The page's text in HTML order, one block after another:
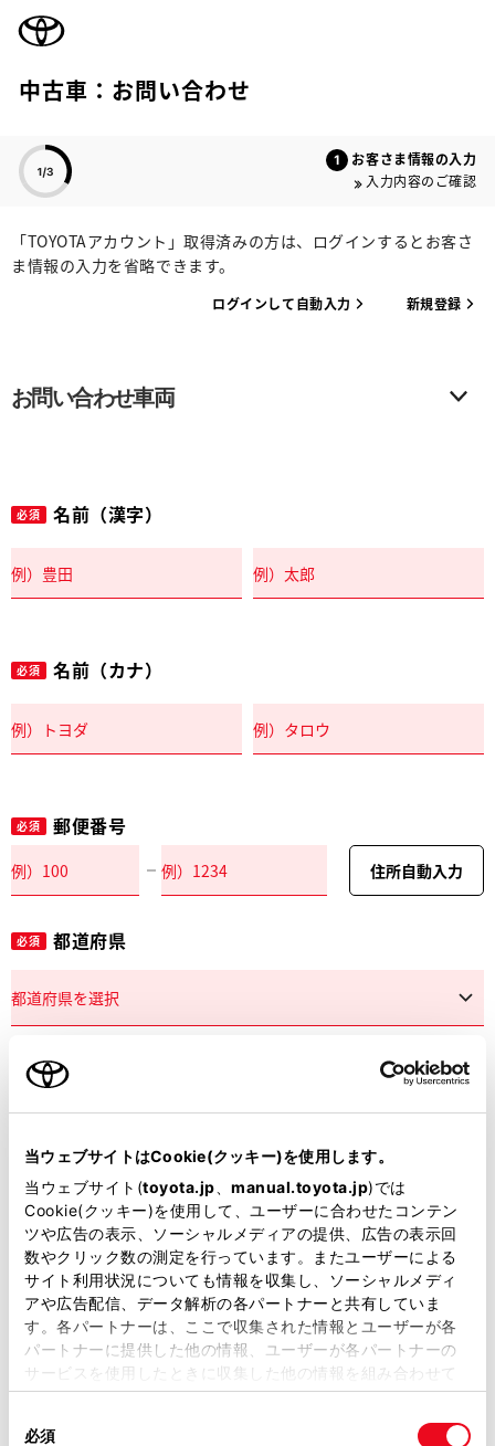
当ウェブサイトはCookie(クッキー)を使用します。
当ウェブサイト(toyota.jp manual.toyota.jp)では
Cookie(クッキー)を使用して、ユーザーに合わせたコンテン
ツや広告の表示、ソーシャルメディアの提供、広告の表示回
数やクリック数の測定を行っています。またユーザーによる
サイト利用状況についても情報を収集し、ソーシャルメディ
アや広告配信、データ解析の各パートナーと共有していま
す。各パートナーは、ここで収集された情報とユーザーが各
パートナーに提供した他の情報、ユーザーが各パートナーの
サービスを使用したときに収集した他の情報を組み合わせて
使用することがあります。当ウェブサイトの使用を続行する
必須
中古車：お問い合わせ
お客さま情報の入力
入力内容のご確認
「TOYOTAアカウント」取得済みの方は、ログインするとお客さ
ま情報の入力を省略できます。
ログインして自動入力 新規登録
お問い合わせ車両
必須 名前（漢字）
必須 名前（カナ）
必須 郵便番号
住所自動入力
必須 都道府県
市区町村名
必須 丁目番地
建物名